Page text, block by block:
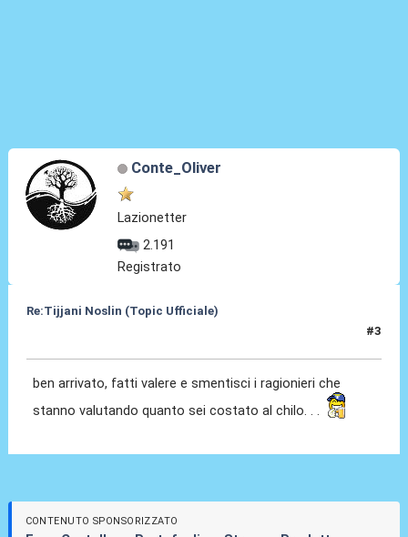
Conte_Oliver
Lazionetter
2.191
Registrato
Re:Tijjani Noslin (Topic Ufficiale)
#3
ben arrivato, fatti valere e smentisci i ragionieri che
stanno valutando quanto sei costato al chilo. . .
CONTENUTO SPONSORIZZATO